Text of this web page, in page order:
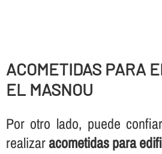
ACOMETIDAS PARA
EL MASNOU
Por otro lado, puede
realizaracometidas para